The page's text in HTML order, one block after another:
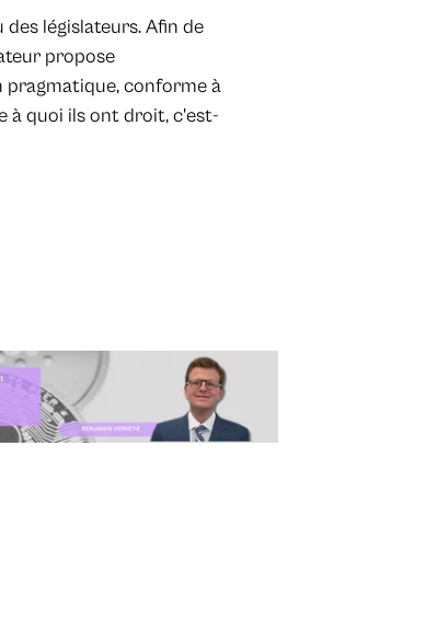
législateurs. Afin de
propose
pragmatique, conforme à
à quoi ils ont droit, c'est-